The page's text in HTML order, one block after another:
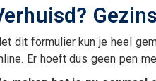
dit formulier kun je heel
Er hoeft dus geen pen